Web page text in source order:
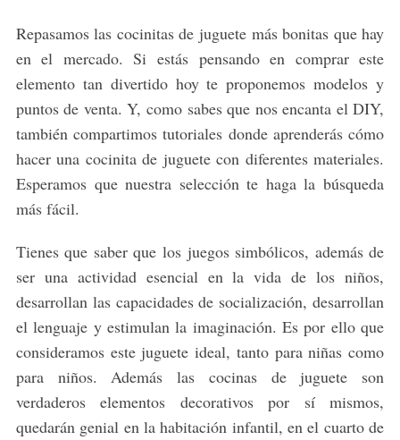
Repasamos las cocinitas de juguete más bonitas que hay
en el mercado. Si estás pensando en comprar este
elemento tan divertido hoy te proponemos modelos y
puntos de venta. Y, como sabes que nos encanta el DIY,
también compartimos tutoriales donde aprenderás cómo
hacer una cocinita de juguete con diferentes materiales.
Esperamos que nuestra selección te haga la búsqueda
más fácil.
Tienes que saber que los juegos simbólicos, además de
ser una actividad esencial en la vida de los niños,
desarrollan las capacidades de socialización, desarrollan
el lenguaje y estimulan la imaginación. Es por ello que
consideramos este juguete ideal, tanto para niñas como
para niños. Además las cocinas de juguete son
verdaderos elementos decorativos por sí mismos,
quedarán genial en la habitación infantil, en el cuarto de